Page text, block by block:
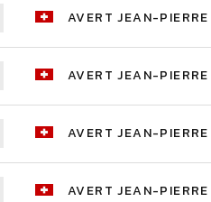
AVERT JEAN-PIERRE
AVERT JEAN-PIERRE
AVERT JEAN-PIERRE
AVERT JEAN-PIERRE